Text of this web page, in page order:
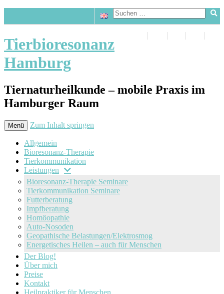
Tierbioresonanz
Hamburg
Tiernaturheilkunde – mobile Praxis im
Hamburger Raum
Menü Zum Inhalt springen
Allgemein
Bioresonanz-Therapie
Tierkommunikation
Leistungen
Bioresonanz-Therapie Seminare
Tierkommunikation Seminare
Futterberatung
Impfberatung
Homöopathie
Auto-Nosoden
Geopathische Belastungen/Elektrosmog
Energetisches Heilen – auch für Menschen
Der Blog!
Über mich
Preise
Kontakt
Heilpraktiker für Menschen